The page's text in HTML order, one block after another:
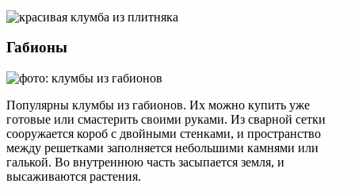
Габионы
Популярны клумбы из габионов. Их можно купить уже
готовые или смастерить своими руками. Из сварной сетки
сооружается короб с двойными стенками, и пространство
между решетками заполняется небольшими камнями или
галькой. Во внутреннюю часть засыпается земля, и
высаживаются растения.